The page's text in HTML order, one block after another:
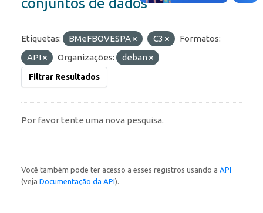
Etiquetas: BMeFBOVESPA C3
Formatos:
API
Organizações: deban
Filtrar Resultados
Por favor tente uma nova pesquisa.
Você também pode ter acesso a esses registros usando a API
(veja Documentação da API).